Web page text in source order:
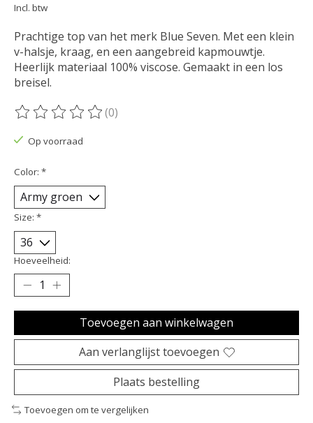
Incl. btw
Prachtige top van het merk Blue Seven. Met een klein
v-halsje, kraag, en een aangebreid kapmouwtje.
Heerlijk materiaal 100% viscose. Gemaakt in een los
breisel.
De beoordeling van dit product is
(0)
Op voorraad
Color: *
Size: *
Hoeveelheid:
Toevoegen aan winkelwagen
Aan verlanglijst toevoegen
Plaats bestelling
Toevoegen om te vergelijken